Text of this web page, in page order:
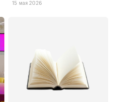
15 мая 2026